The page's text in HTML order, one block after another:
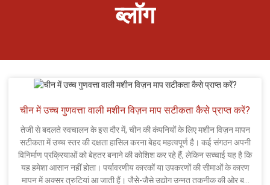
ब्लॉग
चीन में उच्च गुणवत्ता वाली मशीन विज़न माप सटीकता कैसे प्राप्त करें?
तेजी से बदलते स्वचालन के इस दौर में, चीन की कंपनियों के लिए मशीन विज़न मापन
सटीकता में उच्च स्तर की दक्षता हासिल करना बेहद महत्वपूर्ण है। कई संगठन अपनी
विनिर्माण प्रक्रियाओं को बेहतर बनाने की कोशिश कर रहे हैं, लेकिन सच्चाई यह है कि
यह हमेशा आसान नहीं होता। पर्यावरणीय कारकों या उपकरणों की सीमाओं के कारण
मापन में अक्सर त्रुटियां आ जाती हैं। जैसे-जैसे उद्योग उन्नत तकनीक की ओर बढ़